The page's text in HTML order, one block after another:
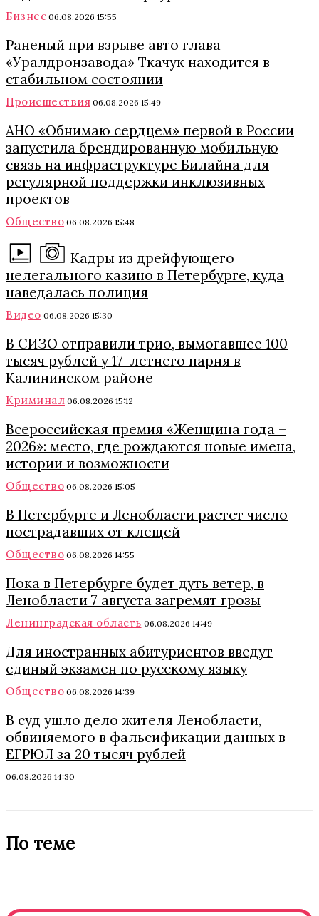
Бизнес 06.08.2026 15:55
Раненый при взрыве авто глава
«Уралдронзавода» Ткачук находится в
стабильном состоянии
Происшествия 06.08.2026 15:49
АНО «Обнимаю сердцем» первой в России
запустила брендированную мобильную
связь на инфраструктуре Билайна для
регулярной поддержки инклюзивных
проектов
Общество 06.08.2026 15:48
Кадры из дрейфующего
нелегального казино в Петербурге, куда
наведалась полиция
Видео 06.08.2026 15:30
В СИЗО отправили трио, вымогавшее 100
тысяч рублей у 17-летнего парня в
Калининском районе
Криминал 06.08.2026 15:12
Всероссийская премия «Женщина года –
2026»: место, где рождаются новые имена,
истории и возможности
Общество 06.08.2026 15:05
В Петербурге и Ленобласти растет число
пострадавших от клещей
Общество 06.08.2026 14:55
Пока в Петербурге будет дуть ветер, в
Ленобласти 7 августа загремят грозы
Ленинградская область 06.08.2026 14:49
Для иностранных абитуриентов введут
единый экзамен по русскому языку
Общество 06.08.2026 14:39
В суд ушло дело жителя Ленобласти,
обвиняемого в фальсификации данных в
ЕГРЮЛ за 20 тысяч рублей
06.08.2026 14:30
По теме